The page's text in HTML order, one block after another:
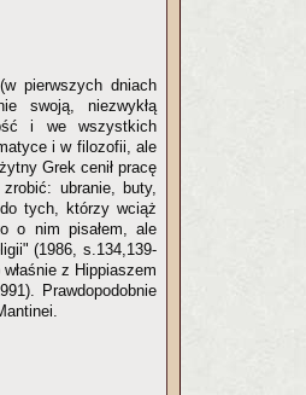
pierwszych dniach
swoją, niezwykłą
i we wszystkich
i w filozofii, ale
Grek cenił pracę
ubranie, buty,
tych, którzy wciąż
o nim pisałem, ale
(1986, s.134,139-
z Hippiaszem
Prawdopodobnie